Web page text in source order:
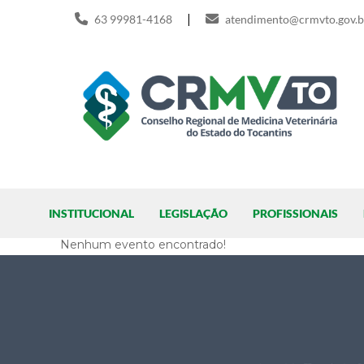
63 99981-4168 |
INSTITUCIONAL LEGISLAÇÃO PROFISSIONAIS
Visita Institucional
Nenhum evento encontrado!